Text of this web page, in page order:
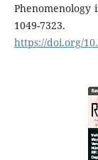
Phenomenology
1049-
https://doi.org/